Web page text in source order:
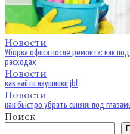
Новости
Уборка офиса после ремонта: как
расходах
Новости
как найти наушники jbl
Новости
как быстро убрать синяки под
Поиск